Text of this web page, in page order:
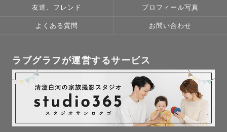
友達、フレンド プロフィール写真
よくある質問 お問い合わせ
ラブグラフが運営するサービス